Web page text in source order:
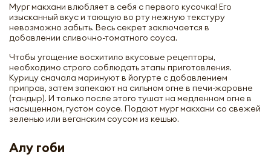
Мург макхани влюбляет в себя с первого кусочка! Его
изысканный вкус и тающую во рту нежную текстуру
невозможно забыть. Весь секрет заключается в
добавлении сливочно-томатного соуса.
Чтобы угощение восхитило вкусовые рецепторы,
необходимо строго соблюдать этапы приготовления.
Курицу сначала маринуют в йогурте с добавлением
приправ, затем запекают на сильном огне в печи-жаровне
(тандыр). И только после этого тушат на медленном огне в
насыщенном, густом соусе. Подают мург макхани со свежей
зеленью или веганским соусом из кешью.
Алу гоби